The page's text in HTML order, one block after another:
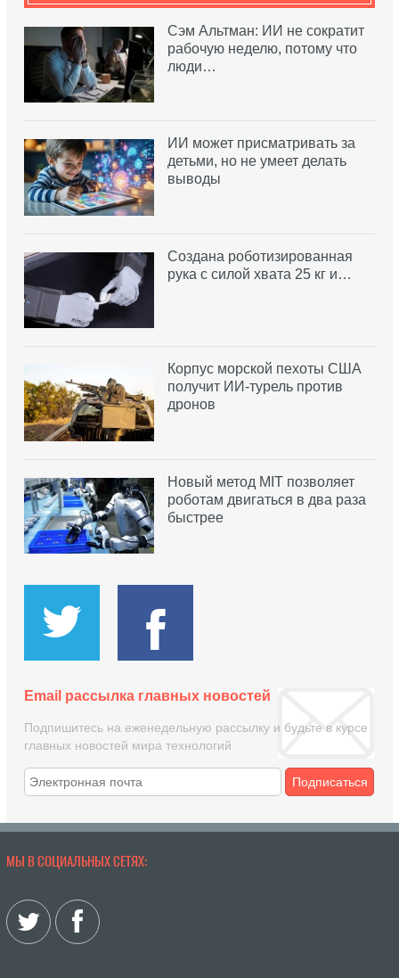
Сэм Альтман: ИИ не сократит
рабочую неделю, потому что
люди…
ИИ может присматривать за
детьми, но не умеет делать
выводы
Создана роботизированная
рука с силой хвата 25 кг и…
Корпус морской пехоты США
получит ИИ-турель против
дронов
Новый метод MIT позволяет
роботам двигаться в два раза
быстрее
Email рассылка главных новостей
Подпишитесь на еженедельную рассылку и будьте в курсе
главных новостей мира технологий
Подписаться
МЫ В СОЦИАЛЬНЫХ СЕТЯХ: